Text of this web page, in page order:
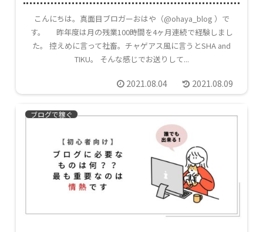
こんにちは。真面目ブロガーおはや（@ohaya_blog ）で
す。 昨年度は月の残業100時間を4ヶ月連続で経験しまし
た。 控えめに言って社畜。チャゲアス風に言うとSHA and
TIKU。 そんな感じでお送りして...
2021.08.04 2021.08.09
ブログで稼ぐ